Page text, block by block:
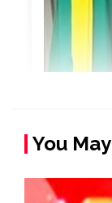
You